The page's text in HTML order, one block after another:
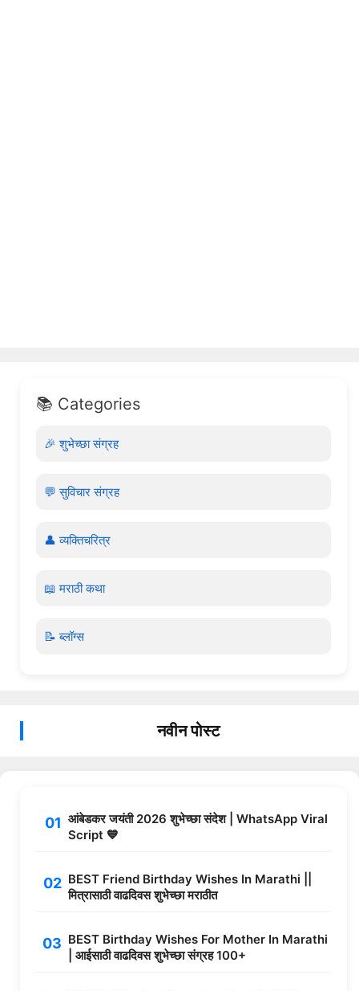
📚 Categories
🎉 शुभेच्छा संग्रह
💬 सुविचार संग्रह
👤 व्यक्तिचरित्र
📖 मराठी कथा
📝 ब्लॉग्स
नवीन पोस्ट
आंबेडकर जयंती 2026 शुभेच्छा संदेश | WhatsApp Viral
Script 💙
BEST Friend Birthday Wishes In Marathi ||
मित्रासाठी वाढदिवस शुभेच्छा मराठीत
BEST Birthday Wishes For Mother In Marathi
| आईसाठी वाढदिवस शुभेच्छा संग्रह 100+